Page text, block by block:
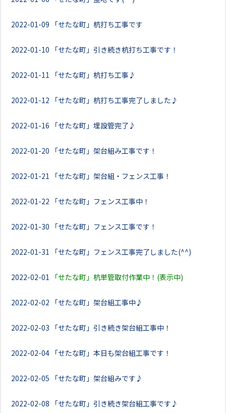
2022-01-09 「せたな町」杭打ち工事です
2022-01-10 「せたな町」引き続き杭打ち工事です！
2022-01-11 「せたな町」杭打ち工事♪
2022-01-12 「せたな町」杭打ち工事完了しました♪
2022-01-16 「せたな町」埋設管完了♪
2022-01-20 「せたな町」架台組み工事です！
2022-01-21 「せたな町」架台組・フェンス工事！
2022-01-22 「せたな町」フェンス工事中！
2022-01-30 「せたな町」フェンス工事です！
2022-01-31 「せたな町」フェンス工事完了しました(^^)
2022-02-01 「せたな町」杭単管取付作業中！(表示中)
2022-02-02 「せたな町」架台組工事中♪
2022-02-03 「せたな町」引き続き架台組工事中！
2022-02-04 「せたな町」本日も架台組工事です！
2022-02-05 「せたな町」架台組みです♪
2022-02-08 「せたな町」引き続き架台組工事です♪